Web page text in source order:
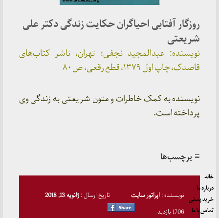
روزگار آفتابی احیاگران حکایت زندگی دکتر علی
شریعتی
نویسنده: عبدالمجید نجفی؛ تهران، ناشر کتاب‌های
قاصدک، چاپ اول ۱۳۷۹، قطع رقعی، ص ۸۰
نویسنده به کمک خاطرات و متون شریعتی به زندگی وی
پرداخته است.
≡ برچسب‌ها
نویسنده :اپراتور سایت تاریخ ارسال :ژانویه 13, 2018
1706 بازدید
خانه
درباره ما
خرید پستی
تماس با ما